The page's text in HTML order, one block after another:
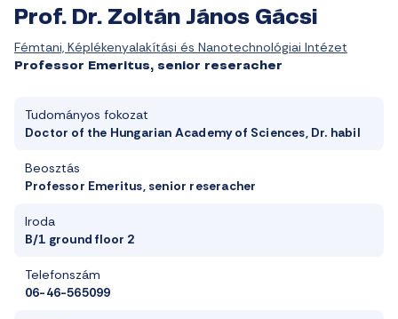
Prof. Dr. Zoltán János Gácsi
Fémtani, Képlékenyalakítási és Nanotechnológiai Intézet
Professor Emeritus, senior reseracher
Tudományos fokozat
Doctor of the Hungarian Academy of Sciences, Dr. habil
Beosztás
Professor Emeritus, senior reseracher
Iroda
B/1 ground floor 2
Telefonszám
06-46-565099